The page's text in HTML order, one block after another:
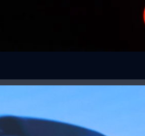
หมือนรถ EV แต่มีเครื่องยนต์ปั่นไฟ ขับ